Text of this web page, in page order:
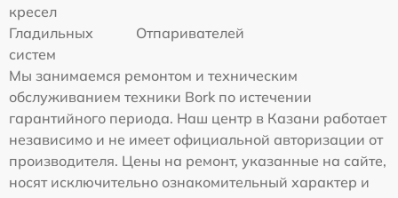
кресел
Гладильных
систем
Отпаривателей
Мы занимаемся ремонтом и техническим
обслуживанием техники Bork по истечении
гарантийного периода. Наш центр в Казани работает
независимо и не имеет официальной авторизации от
производителя. Цены на ремонт, указанные на сайте,
носят исключительно ознакомительный характер и